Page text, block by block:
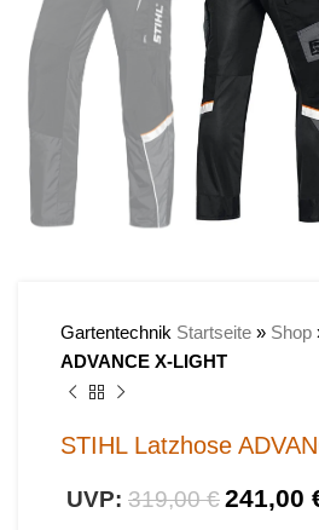
Gartentechnik Startseite » Shop
ADVANCE X-LIGHT
STIHL Latzhose
319,00€241,00